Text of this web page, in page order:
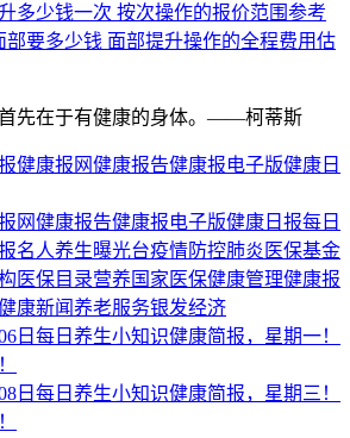
多少钱一次 按次操作的报价范围参考
部要多少钱 面部提升操作的全程费用估
首先在于有健康的身体。——柯蒂斯
健康报网健康报告健康报电子版健康日
网健康报告健康报电子版健康日报每日
名人养生曝光台疫情防控肺炎 医保基金
医保目录营养国家医保健康管理健康报
康新闻养老服务银发经济
日每日养生小知识健康简报，星期一！
日每日养生小知识健康简报，星期三！